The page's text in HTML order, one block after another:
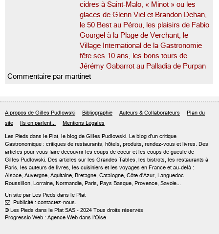
cidres à Saint-Malo, « Minot » ou les
glaces de Glenn Viel et Brandon Dehan,
le 50 Best au Pérou, les plaisirs de Fabio
Gourgel à la Plage de Verchant, le
Village International de la Gastronomie
fête ses 10 ans, les bons tours de
Jérémy Gabarrot au Palladia de Purpan
Commentaire par martinet
A propos de Gilles Pudlowski Bibliographie Auteurs & Collaborateurs
Plan du
site
Ils en parlent... Mentions Légales
Les Pieds dans le Plat, le blog de Gilles Pudlowski. Le blog d'un critique
Gastronomique : critiques de restaurants, hôtels, produits, rendez-vous et livres. Des
articles pour vous faire découvrir les coups de coeur et les coups de gueule de
Gilles Pudlowski. Des articles sur les Grandes Tables, les bistrots, les restaurants à
Paris, les auteurs de livres, les cuisiniers et les voyages en France et au-delà :
Alsace, Auvergne, Aquitaine, Bretagne, Catalogne, Côte d'Azur, Languedoc-
Roussillon, Lorraine, Normandie, Paris, Pays Basque, Provence, Savoie...
Un site par Les Pieds dans le Plat
 Publicité : contactez-nous.
© Les Pieds dans le Plat SAS - 2024 Tous droits réservés
Progressio Web : Agence Web dans l'Oise